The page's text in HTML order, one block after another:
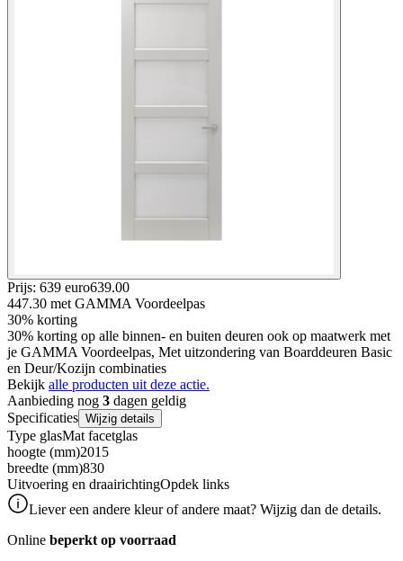
Prijs: 639 euro639.00
447.30 met GAMMA Voordeelpas
30% korting
30% korting op alle binnen- en buiten deuren ook op maatwerk met
je GAMMA Voordeelpas, Met uitzondering van Boarddeuren Basic
en Deur/Kozijn combinaties
Bekijk alle producten uit deze actie.
Aanbieding nog 3 dagen geldig
Specificaties Wijzig details
Type glasMat facetglas
hoogte (mm)2015
breedte (mm)830
Uitvoering en draairichtingOpdek links
Liever een andere kleur of andere maat? Wijzig dan de details.
Online beperkt op voorraad